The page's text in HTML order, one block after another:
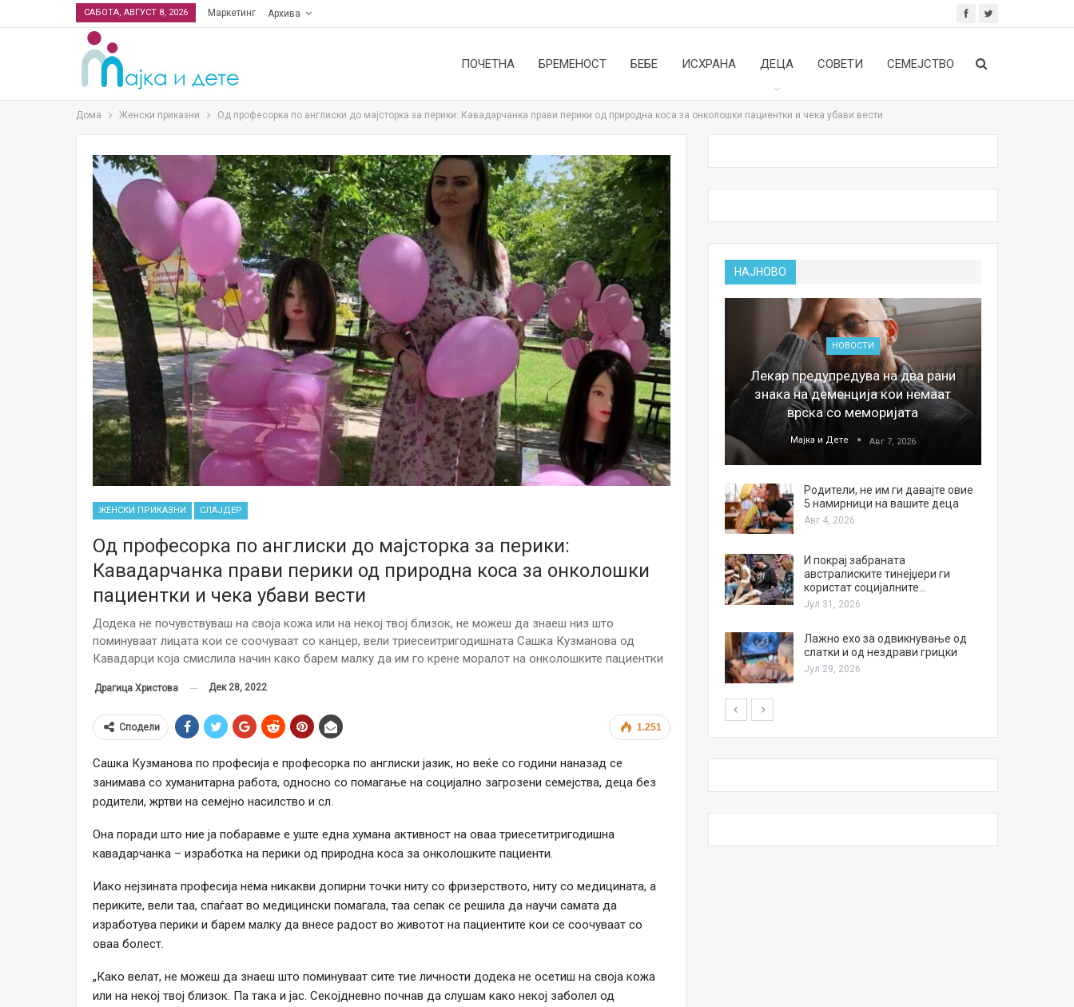
САБОТА, АВГУСТ 8, 2026 Маркетинг Архива
ПОЧЕТНА БРЕМЕНОСТ БЕБЕ ИСХРАНА ДЕЦА СОВЕТИ СЕМЕЈСТВО
Дома Женски приказни Од професорка по англиски до мајсторка за перики: Кавадарчанка прави перики од природна коса за онколошки пациентки и чека убави вести
ЖЕНСКИ ПРИКАЗНИ СЛАЈДЕР
Од професорка по англиски до мајсторка за перики:
Кавадарчанка прави перики од природна коса за онколошки
пациентки и чека убави вести
Додека не почувствуваш на своја кожа или на некој твој близок, не можеш да знаеш низ што
поминуваат лицата кои се соочуваат со канцер, вели триесеитригодишната Сашка Кузманова од
Кавадарци која смислила начин како барем малку да им го крене моралот на онколошките пациентки
Драгица Христова Дек 28, 2022
1.251
Сподели
Сашка Кузманова по професија е професорка по англиски јазик, но веќе со години наназад се
занимава со хуманитарна работа, односно со помагање на социјално загрозени семејства, деца без
родители, жртви на семејно насилство и сл.
Она поради што ние ја побаравме е уште една хумана активност на оваа триесетитригодишна
кавадарчанка – изработка на перики од природна коса за онколошките пациенти.
Иако нејзината професија нема никакви допирни точки ниту со фризерството, ниту со медицината, а
периките, вели таа, спаѓаат во медицински помагала, таа сепак се решила да научи самата да
изработува перики и барем малку да внесе радост во животот на пациентите кои се соочуваат со
оваа болест.
„Како велат, не можеш да знаеш што поминуваат сите тие личности додека не осетиш на своја кожа
или на некој твој близок. Па така и јас. Секојдневно почнав да слушам како некој заболел од
НАЈНОВО
НОВОСТИ
Финците вложија милион евра во
кал, за посилен имунитет на децата
Мајка и Дете Јул 24, 2026
Малолетниците ќе бидат офлајн
Нов тест од крвта би можел да го
Австралијка роди четири
идентични ќерки: Чудо што се
НОВОСТИ
Лекар предупредува на два рани
знака на деменција кои немаат
врска со меморијата
Мајка и Дете Авг 7, 2026
Родители, не им ги давајте овие
5 намирници на вашите деца
Авг 4, 2026
И покрај забраната
австралиските тинејџери ги
користат социјалните…
Јул 31, 2026
Лажно ехо за одвикнување од
слатки и од нездрави грицки
Јул 29, 2026